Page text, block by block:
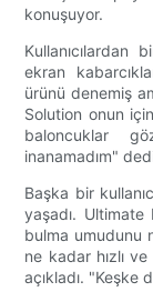
konuşuyor.
Kullanıcılardan
ekran
ürünü denemiş
Solution onun
baloncuklar
inanamadım"
Başka bir
yaşadı.
bulma umudunu
ne kadar hızlı
açıkladı. "Keşke